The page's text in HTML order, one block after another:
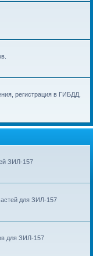
регистрация в ГИБДД,
ЗИЛ-157
для ЗИЛ-157
для ЗИЛ-157